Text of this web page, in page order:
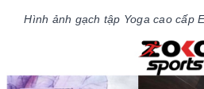
Hình ảnh gạch tập Yoga cao cấp